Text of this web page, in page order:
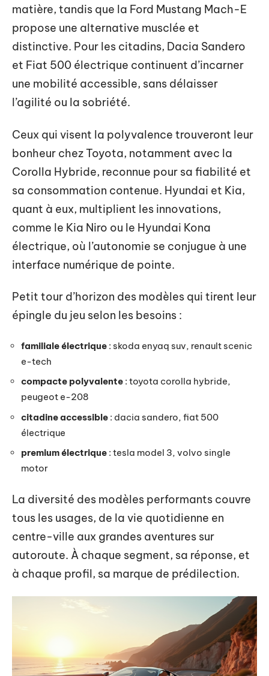
matière, tandis que la Ford Mustang Mach-E
propose une alternative musclée et
distinctive. Pour les citadins, Dacia Sandero
et Fiat 500 électrique continuent d’incarner
une mobilité accessible, sans délaisser
l’agilité ou la sobriété.
Ceux qui visent la polyvalence trouveront leur
bonheur chez Toyota, notamment avec la
Corolla Hybride, reconnue pour sa fiabilité et
sa consommation contenue. Hyundai et Kia,
quant à eux, multiplient les innovations,
comme le Kia Niro ou le Hyundai Kona
électrique, où l’autonomie se conjugue à une
interface numérique de pointe.
Petit tour d’horizon des modèles qui tirent leur
épingle du jeu selon les besoins :
familiale électrique : skoda enyaq suv, renault scenic
e-tech
compacte polyvalente : toyota corolla hybride,
peugeot e-208
citadine accessible : dacia sandero, fiat 500
électrique
premium électrique : tesla model 3, volvo single
motor
La diversité des modèles performants couvre
tous les usages, de la vie quotidienne en
centre-ville aux grandes aventures sur
autoroute. À chaque segment, sa réponse, et
à chaque profil, sa marque de prédilection.